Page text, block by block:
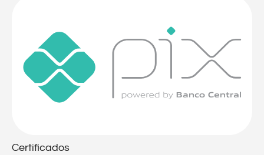
Certificados